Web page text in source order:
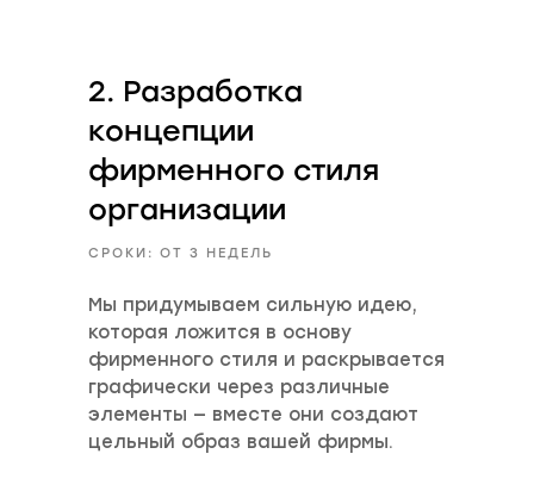
2. Разработка
концепции
фирменного стиля
организации
Мы придумываем сильную идею,
которая ложится в основу
фирменного стиля и раскрывается
графически через различные
элементы — вместе они создают
цельный образ вашей фирмы.
СРОКИ: ОТ 3 НЕДЕЛЬ